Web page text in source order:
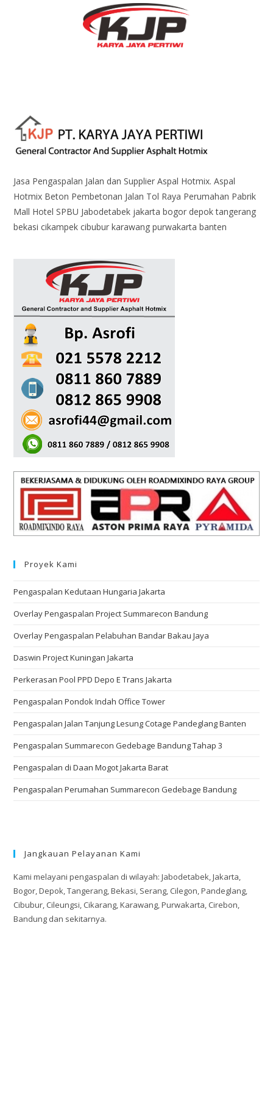
Jasa Pengaspalan Jalan dan Supplier Aspal Hotmix. Aspal
Hotmix Beton Pembetonan Jalan Tol Raya Perumahan Pabrik
Mall Hotel SPBU Jabodetabek jakarta bogor depok tangerang
bekasi cikampek cibubur karawang purwakarta banten
Proyek Kami
Pengaspalan Kedutaan Hungaria Jakarta
Overlay Pengaspalan Project Summarecon Bandung
Overlay Pengaspalan Pelabuhan Bandar Bakau Jaya
Daswin Project Kuningan Jakarta
Perkerasan Pool PPD Depo E Trans Jakarta
Pengaspalan Pondok Indah Office Tower
Pengaspalan Jalan Tanjung Lesung Cotage Pandeglang Banten
Pengaspalan Summarecon Gedebage Bandung Tahap 3
Pengaspalan di Daan Mogot Jakarta Barat
Pengaspalan Perumahan Summarecon Gedebage Bandung
Jangkauan Pelayanan Kami
Kami melayani pengaspalan di wilayah: Jabodetabek, Jakarta,
Bogor, Depok, Tangerang, Bekasi, Serang, Cilegon, Pandeglang,
Cibubur, Cileungsi, Cikarang, Karawang, Purwakarta, Cirebon,
Bandung dan sekitarnya.